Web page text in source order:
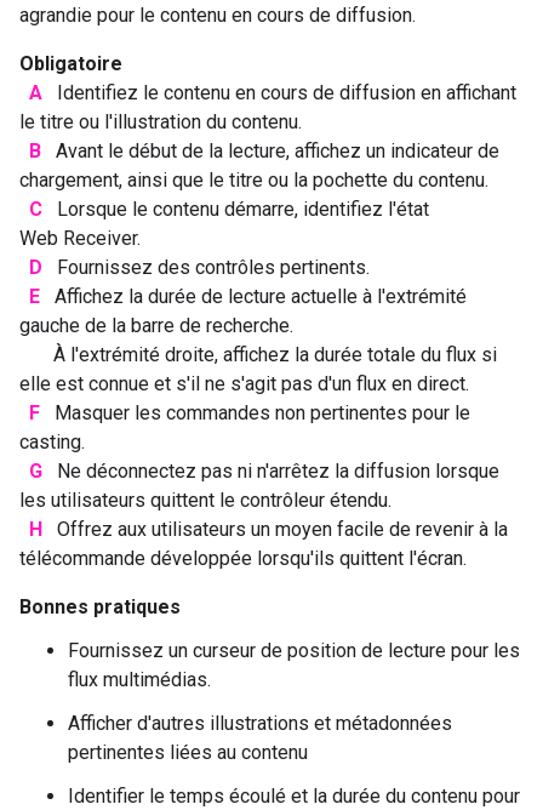
agrandie pour le contenu en cours de diffusion.
Obligatoire
A
Identifiez le contenu en cours de diffusion en affichant
le titre ou l'illustration du contenu.
B
Avant le début de la lecture, affichez un indicateur de
chargement, ainsi que le titre ou la pochette du contenu.
C
Lorsque le contenu démarre, identifiez l'état
Web Receiver.
D
Fournissez des contrôles pertinents.
E
Affichez la durée de lecture actuelle à l'extrémité
gauche de la barre de recherche.
À l'extrémité droite, affichez la durée totale du flux si
elle est connue et s'il ne s'agit pas d'un flux en direct.
F
Masquer les commandes non pertinentes pour le
casting.
G
Ne déconnectez pas ni n'arrêtez la diffusion lorsque
les utilisateurs quittent le contrôleur étendu.
H
Offrez aux utilisateurs un moyen facile de revenir à la
télécommande développée lorsqu'ils quittent l'écran.
Bonnes pratiques
Fournissez un curseur de position de lecture pour les
flux multimédias.
Afficher d'autres illustrations et métadonnées
pertinentes liées au contenu
Identifier le temps écoulé et la durée du contenu pour